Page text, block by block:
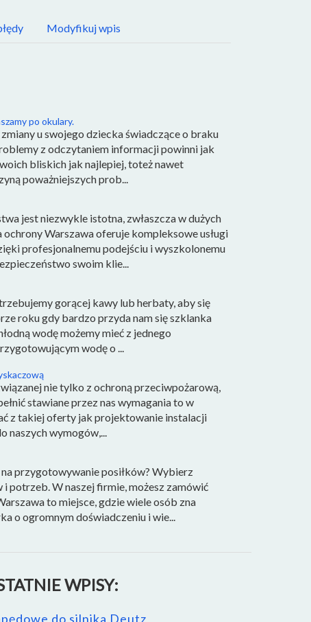
Modyfikuj wpis
po okulary.
u swojego dziecka świadczące o braku
z odczytaniem informacji powinni jak
bliskich jak najlepiej, toteż nawet
poważniejszych prob...
jest niezwykle istotna, zwłaszcza w dużych
Warszawa oferuje kompleksowe usługi
profesjonalnemu podejściu i wyszkolonemu
swoim klie...
gorącej kawy lub herbaty, aby się
roku gdy bardzo przyda nam się szklanka
wodę możemy mieć z jednego
wodę o ...
nie tylko z ochroną przeciwpożarową,
stawiane przez nas wymagania to w
z takiej oferty jak projektowanie instalacji
naszych wymogów,...
na przygotowywanie posiłków? Wybierz
potrzeb. W naszej firmie, możesz zamówić
to miejsce, gdzie wiele osób zna
o ogromnym doświadczeniu i wie...
WPISY:
do silnika Deutz